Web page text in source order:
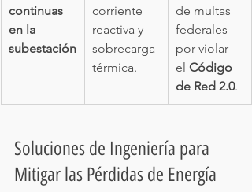
continuas
en la
subestación
corriente
reactiva y
sobrecarga
térmica.
de multas
federales
por violar
el Código
de Red 2.0.
Soluciones de Ingeniería para
Mitigar las Pérdidas de Energía